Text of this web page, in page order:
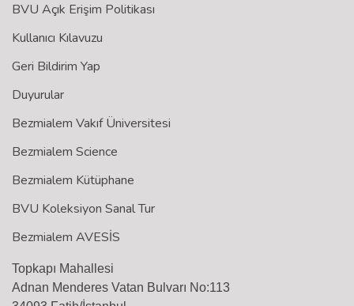
BVU Açık Erişim Politikası
Kullanıcı Kılavuzu
Geri Bildirim Yap
Duyurular
Bezmialem Vakıf Üniversitesi
Bezmialem Science
Bezmialem Kütüphane
BVU Koleksiyon Sanal Tur
Bezmialem AVESİS
Topkapı Mahallesi
Adnan Menderes Vatan Bulvarı No:113